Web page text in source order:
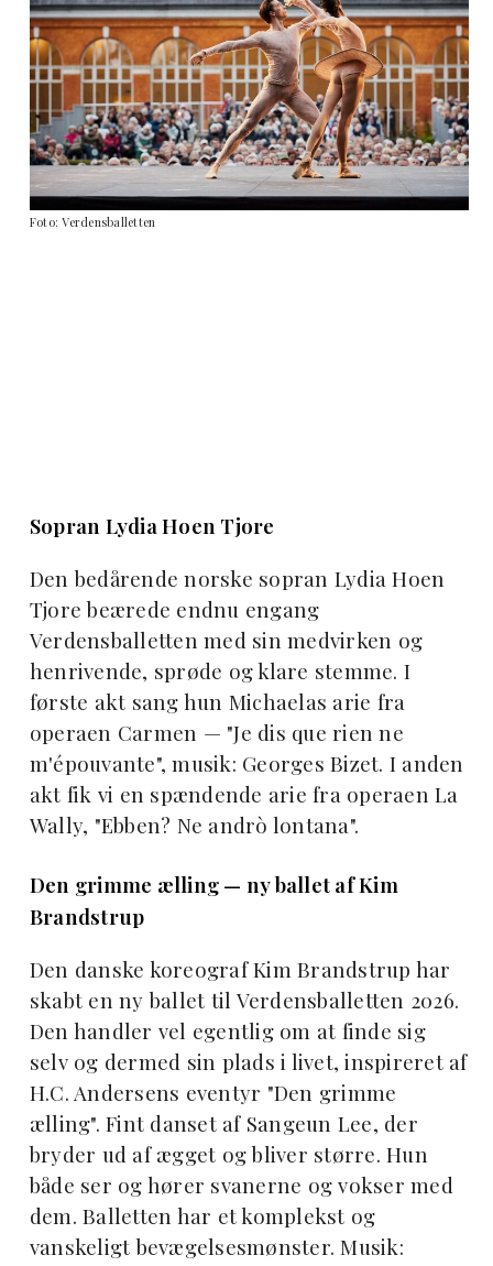
Foto: Verdensballetten
Sopran Lydia Hoen Tjore
Den bedårende norske sopran Lydia Hoen
Tjore beærede endnu engang
Verdensballetten med sin medvirken og
henrivende, sprøde og klare stemme. I
første akt sang hun Michaelas arie fra
operaen Carmen — "Je dis que rien ne
m'épouvante", musik: Georges Bizet. I anden
akt fik vi en spændende arie fra operaen La
Wally, "Ebben? Ne andrò lontana".
Den grimme ælling — ny ballet af Kim
Brandstrup
Den danske koreograf Kim Brandstrup har
skabt en ny ballet til Verdensballetten 2026.
Den handler vel egentlig om at finde sig
selv og dermed sin plads i livet, inspireret af
H.C. Andersens eventyr "Den grimme
ælling". Fint danset af Sangeun Lee, der
bryder ud af ægget og bliver større. Hun
både ser og hører svanerne og vokser med
dem. Balletten har et komplekst og
vanskeligt bevægelsesmønster. Musik: